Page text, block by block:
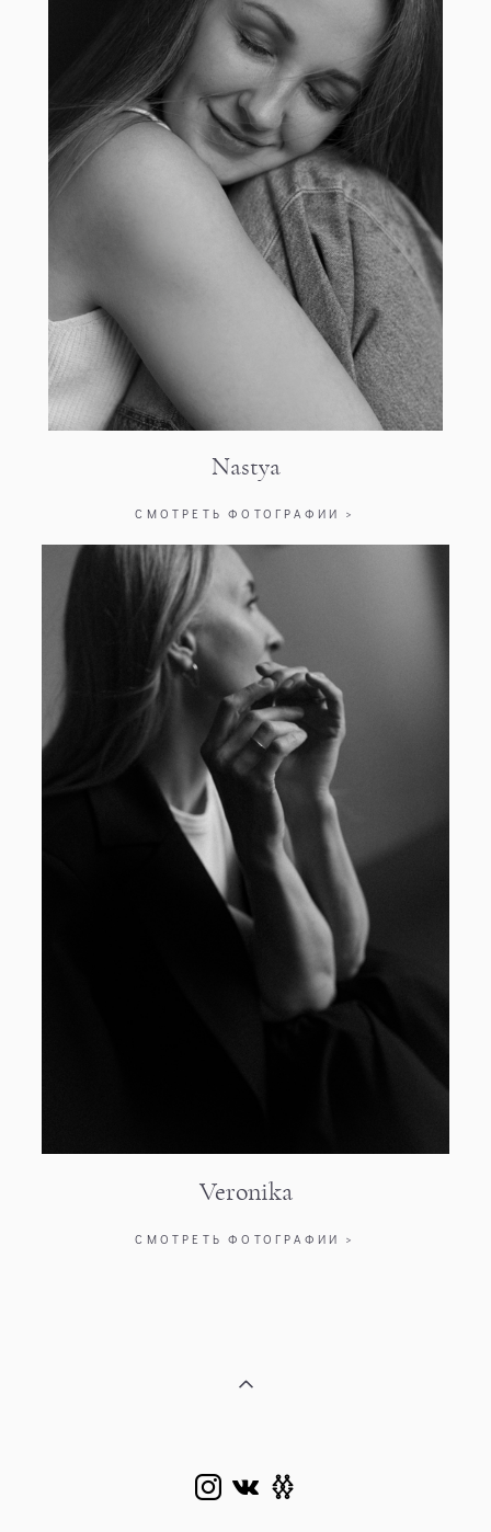
Nastya
СМОТРЕТЬ ФОТОГРАФИИ >
Veronika
СМОТРЕТЬ ФОТОГРАФИИ >